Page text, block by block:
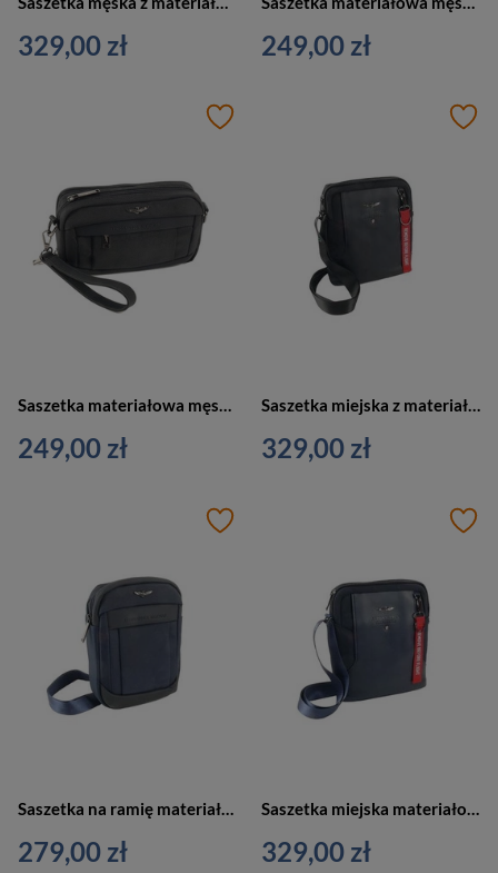
329,00 zł 249,00 zł
Saszetka materiałowa męska Aeronautica Militare AM-502 NE do ręki czarna
249,00 zł
Saszetka miejska z materiału męska Aeronautica Militare AM-491 NE na ramię czarna
329,00 zł
279,00 zł 329,00 zł